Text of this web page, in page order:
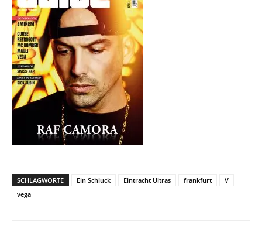
SCHLAGWORTE Ein Schluck Eintracht Ultras frankfurt
V
vega